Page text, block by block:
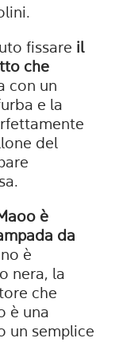
fissare il
che
con un
e la
del
è
da
è
nera, la
che
è una
un semplice